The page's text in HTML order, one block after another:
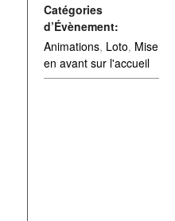
Catégories
d’Évènement:
Animations, Loto, Mise
en avant sur l'accueil